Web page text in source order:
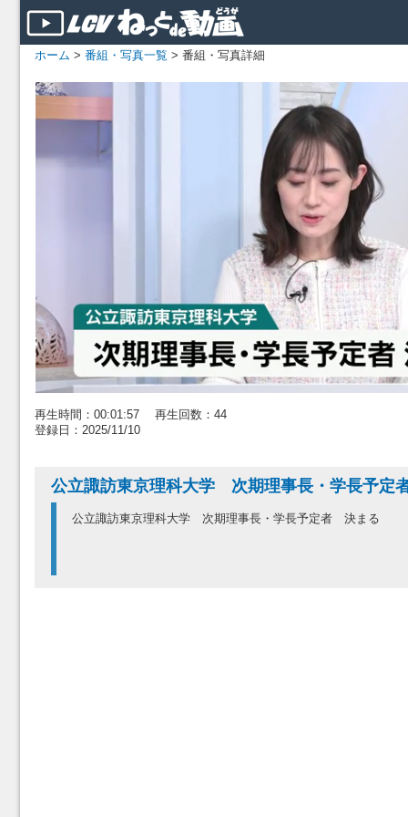
ホーム > 番組・写真一覧 > 番組・写真詳細
再生時間：00:01:57 再生回数：44
登録日：2025/11/10
公立諏訪東京理科大学 次期理事長・学長予
公立諏訪東京理科大学 次期理事長・学長予定者 決まる